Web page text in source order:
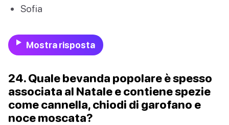
Sofia
Mostra risposta
24. Quale bevanda popolare è spesso
associata al Natale e contiene spezie
come cannella, chiodi di garofano e
noce moscata?